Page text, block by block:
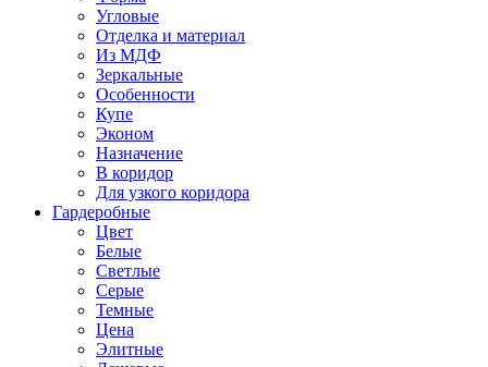
Угловые
Отделка и материал
Из МДФ
Зеркальные
Особенности
Купе
Эконом
Назначение
В коридор
Для узкого коридора
Гардеробные
Цвет
Белые
Светлые
Серые
Темные
Цена
Элитные